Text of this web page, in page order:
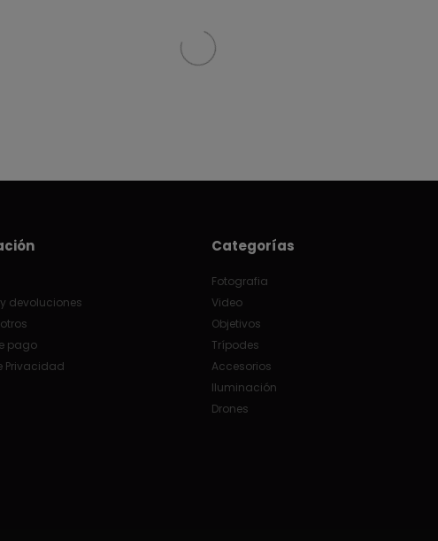
devoluciones
pago
Privacidad
Categorías
Fotografia
Video
Objetivos
Trípodes
Accesorios
Iluminación
Drones